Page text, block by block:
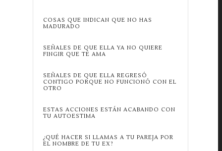
COSAS QUE INDICAN QUE NO HAS
MADURADO
SEÑALES DE QUE ELLA YA NO QUIERE
FINGIR QUE TE AMA
SEÑALES DE QUE ELLA REGRESÓ
CONTIGO PORQUE NO FUNCIONÓ CON EL
OTRO
ESTAS ACCIONES ESTÁN ACABANDO CON
TU AUTOESTIMA
¿QUÉ HACER SI LLAMAS A TU PAREJA POR
EL NOMBRE DE TU EX?